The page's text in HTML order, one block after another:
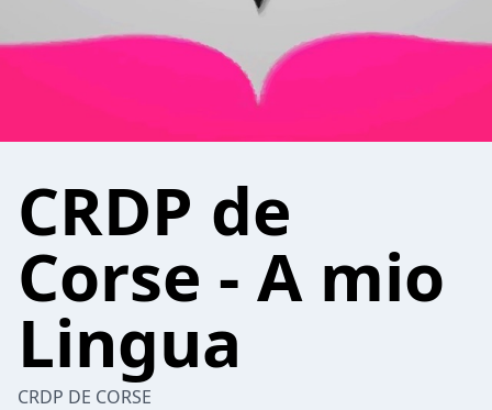
CRDP de
Corse - A mio
Lingua
CRDP DE CORSE